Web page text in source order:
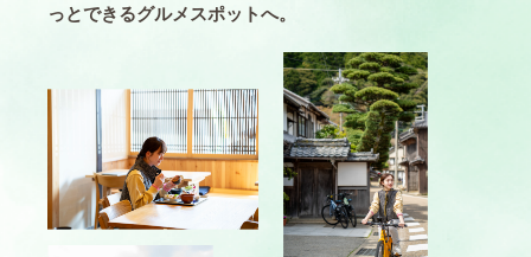
っとできるグルメスポットへ。